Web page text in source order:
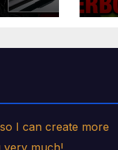
I can create more
very much!